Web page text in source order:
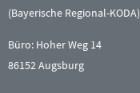
(Bayerische Regional-KODA)
Büro: Hoher Weg 14
86152 Augsburg